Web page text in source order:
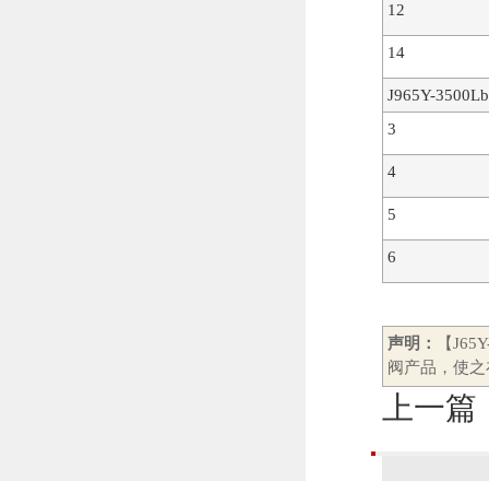
12
14
J965Y-3500Lb
3
4
5
6
声明：
【
阀产品，使
上一篇